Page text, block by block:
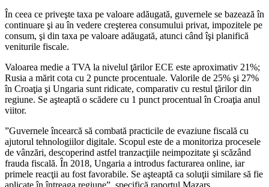
În ceea ce priveşte taxa pe valoare adăugată, guvernele se bazează în
continuare şi au în vedere creşterea consumului privat, impozitele pe
consum, şi din taxa pe valoare adăugată, atunci când îşi planifică
veniturile fiscale.
Valoarea medie a TVA la nivelul ţărilor ECE este aproximativ 21%;
Rusia a mărit cota cu 2 puncte procentuale. Valorile de 25% şi 27%
în Croaţia şi Ungaria sunt ridicate, comparativ cu restul ţărilor din
regiune. Se aşteaptă o scădere cu 1 punct procentual în Croaţia anul
viitor.
”Guvernele încearcă să combată practicile de evaziune fiscală cu
ajutorul tehnologiilor digitale. Scopul este de a monitoriza procesele
de vânzări, descoperind astfel tranzacţiile neimpozitate şi scăzând
frauda fiscală. În 2018, Ungaria a introdus facturarea online, iar
primele reacţii au fost favorabile. Se aşteaptă ca soluţii similare să fie